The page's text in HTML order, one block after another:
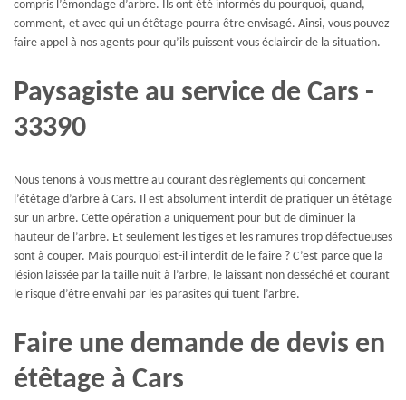
compris l’émondage d’arbre. Ils ont été informés du pourquoi, quand,
comment, et avec qui un étêtage pourra être envisagé. Ainsi, vous pouvez
faire appel à nos agents pour qu’ils puissent vous éclaircir de la situation.
Paysagiste au service de Cars -
33390
Nous tenons à vous mettre au courant des règlements qui concernent
l’étêtage d’arbre à Cars. Il est absolument interdit de pratiquer un étêtage
sur un arbre. Cette opération a uniquement pour but de diminuer la
hauteur de l’arbre. Et seulement les tiges et les ramures trop défectueuses
sont à couper. Mais pourquoi est-il interdit de le faire ? C’est parce que la
lésion laissée par la taille nuit à l’arbre, le laissant non desséché et courant
le risque d’être envahi par les parasites qui tuent l’arbre.
Faire une demande de devis en
étêtage à Cars